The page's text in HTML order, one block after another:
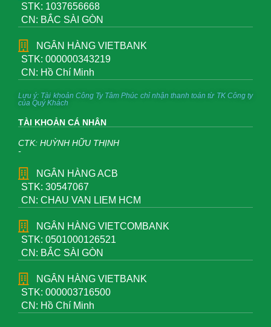
STK: 1037656668
CN: BẮC SÀI GÒN
NGÂN HÀNG VIETBANK
STK: 000000343219
CN: Hồ Chí Minh
Lưu ý: Tài khoản Công Ty Tâm Phúc chỉ nhận thanh toán từ TK Công ty
của Quý Khách
TÀI KHOẢN CÁ NHÂN
CTK: HUỲNH HỮU THỊNH
-
NGÂN HÀNG ACB
STK: 30547067
CN: CHAU VAN LIEM HCM
NGÂN HÀNG VIETCOMBANK
STK: 0501000126521
CN: BẮC SÀI GÒN
NGÂN HÀNG VIETBANK
STK: 000003716500
CN: Hồ Chí Minh